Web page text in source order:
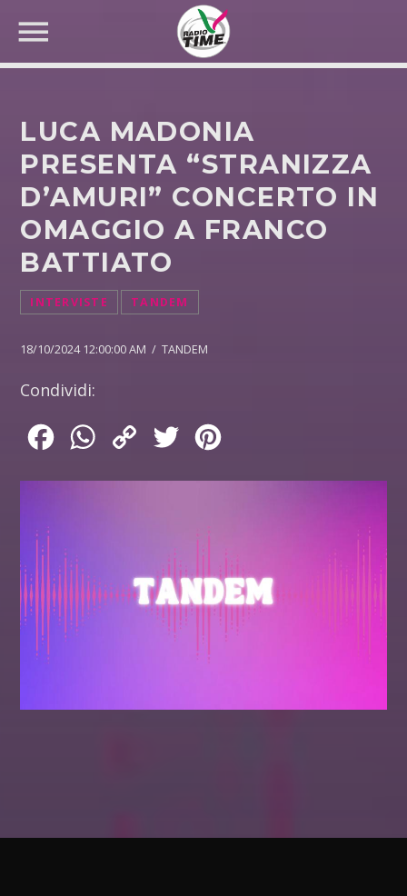
CERCA NEL SITO WEB:
LUCA MADONIA
PRESENTA “STRANIZZA
D’AMURI” CONCERTO IN
OMAGGIO A FRANCO
BATTIATO
INTERVISTE TANDEM
18/10/2024 12:00:00 AM / TANDEM
Condividi:
FacebookWhatsApp
Copy
Twitter